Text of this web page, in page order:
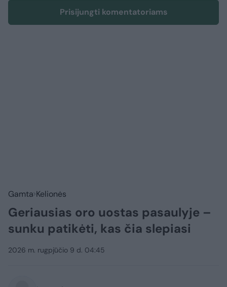
Prisijungti komentatoriams
Gamta Kelionės
Geriausias oro uostas pasaulyje –
sunku patikėti, kas čia slepiasi
2026 m. rugpjūčio 9 d. 04:45